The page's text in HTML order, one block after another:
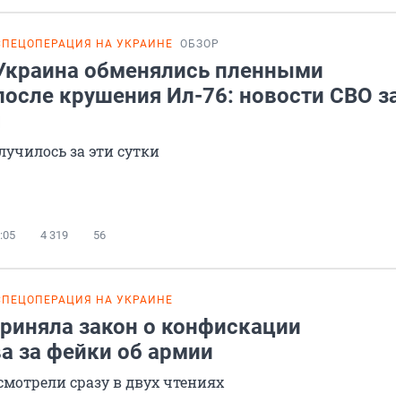
НА УКРАИНЕ ОБЗОР
обменялись пленными
крушения Ил-76: новости СВО
за эти сутки
4 319 56
НА УКРАИНЕ
закон о конфискации
за фейки об армии
сразу в двух чтениях